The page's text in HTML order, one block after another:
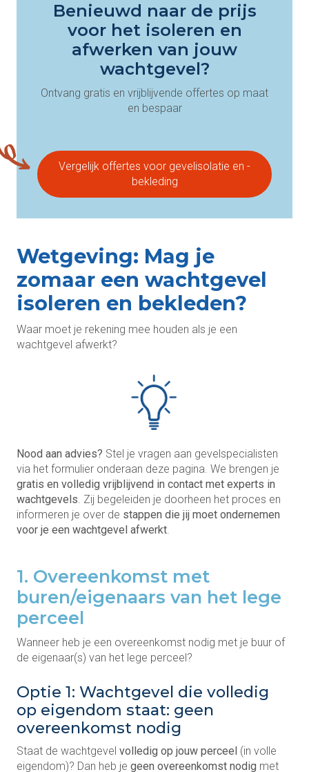
Benieuwd naar de prijs
voor het isoleren en
afwerken van jouw
wachtgevel?
Ontvang gratis en vrijblijvende offertes op maat
en bespaar
Vergelijk offertes voor gevelisolatie en -
bekleding
Wetgeving: Mag je
zomaar een wachtgevel
isoleren en bekleden?
Waar moet je rekening mee houden als je een
wachtgevel afwerkt?
Nood aan advies? Stel je vragen aan gevelspecialisten
via het formulier onderaan deze pagina. We brengen je
gratis en volledig vrijblijvend in contact met experts in
wachtgevels. Zij begeleiden je doorheen het proces en
informeren je over de stappen die jij moet ondernemen
voor je een wachtgevel afwerkt.
1. Overeenkomst met
buren/eigenaars van het lege
perceel
Wanneer heb je een overeenkomst nodig met je buur of
de eigenaar(s) van het lege perceel?
Optie 1: Wachtgevel die volledig
op eigendom staat: geen
overeenkomst nodig
Staat de wachtgevel volledig op jouw perceel (in volle
eigendom)? Dan heb je geen overeenkomst nodig met